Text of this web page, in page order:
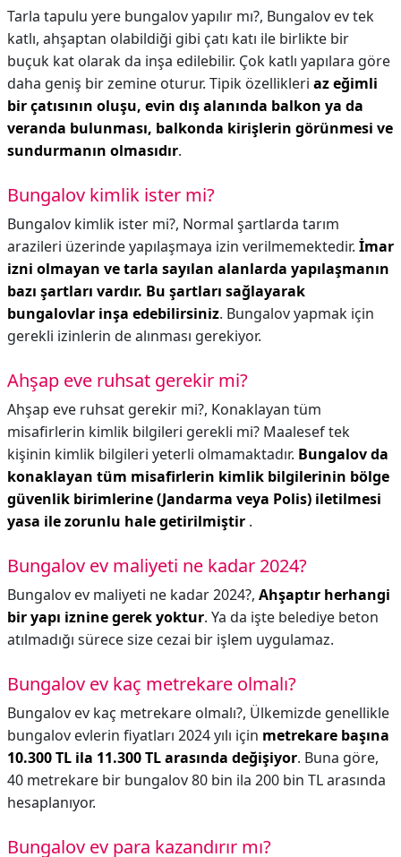
Tarla tapulu yere bungalov yapılır mı?, Bungalov ev tek
katlı, ahşaptan olabildiği gibi çatı katı ile birlikte bir
buçuk kat olarak da inşa edilebilir. Çok katlı yapılara göre
daha geniş bir zemine oturur. Tipik özellikleri az eğimli
bir çatısının oluşu, evin dış alanında balkon ya da
veranda bulunması, balkonda kirişlerin görünmesi ve
sundurmanın olmasıdır.
Bungalov kimlik ister mi?
Bungalov kimlik ister mi?, Normal şartlarda tarım
arazileri üzerinde yapılaşmaya izin verilmemektedir. İmar
izni olmayan ve tarla sayılan alanlarda yapılaşmanın
bazı şartları vardır. Bu şartları sağlayarak
bungalovlar inşa edebilirsiniz. Bungalov yapmak için
gerekli izinlerin de alınması gerekiyor.
Ahşap eve ruhsat gerekir mi?
Ahşap eve ruhsat gerekir mi?, Konaklayan tüm
misafirlerin kimlik bilgileri gerekli mi? Maalesef tek
kişinin kimlik bilgileri yeterli olmamaktadır. Bungalov da
konaklayan tüm misafirlerin kimlik bilgilerinin bölge
güvenlik birimlerine (Jandarma veya Polis) iletilmesi
yasa ile zorunlu hale getirilmiştir .
Bungalov ev maliyeti ne kadar 2024?
Bungalov ev maliyeti ne kadar 2024?, Ahşaptır herhangi
bir yapı iznine gerek yoktur. Ya da işte belediye beton
atılmadığı sürece size cezai bir işlem uygulamaz.
Bungalov ev kaç metrekare olmalı?
Bungalov ev kaç metrekare olmalı?, Ülkemizde genellikle
bungalov evlerin fiyatları 2024 yılı için metrekare başına
10.300 TL ila 11.300 TL arasında değişiyor. Buna göre,
40 metrekare bir bungalov 80 bin ila 200 bin TL arasında
hesaplanıyor.
Bungalov ev para kazandırır mı?